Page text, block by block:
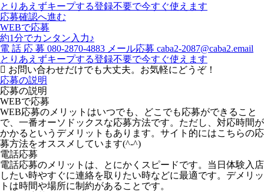
とりあえずキープする登録不要で今すぐ使えます
応募確認へ進む
WEBで応募
約1分でカンタン入力♪
電 話 応 募 080-2870-4883 メール応募 caba2-2087@caba2.email
とりあえずキープする登録不要で今すぐ使えます
お問い合わせだけでも大丈夫。お気軽にどうぞ！
応募の説明
応募の説明
WEBで応募
WEB応募のメリットはいつでも、どこでも応募ができること
で、一番オーソドックスな応募方法です。ただし、対応時間が
かかるというデメリットもあります。サイト的にはこちらの応
募方法をオススメしています(^-^)
電話応募
電話応募のメリットは、とにかくスピードです。当日体験入店
したい時やすぐに連絡を取りたい時などに最適です。デメリッ
トは時間や場所に制約があることです。